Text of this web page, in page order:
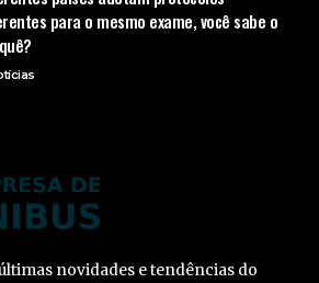
para o mesmo exame, você sabe o
novidades e tendências do